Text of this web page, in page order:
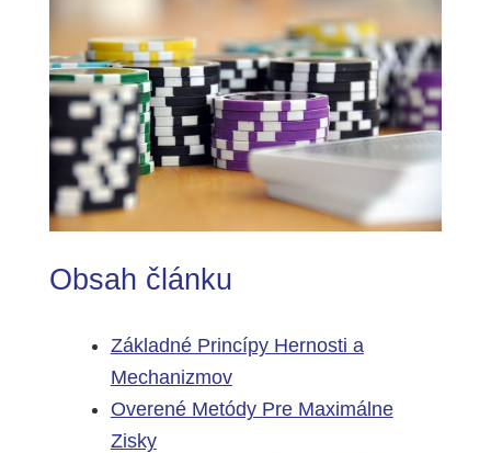
Obsah článku
Základné Princípy Hernosti a
Mechanizmov
Overené Metódy Pre Maximálne
Zisky